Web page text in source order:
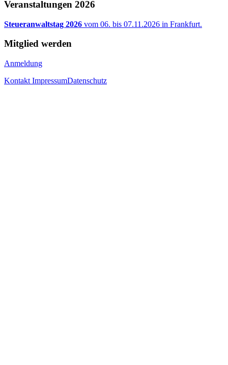
Veranstaltungen 2026
Steueranwaltstag 2026 vom 06. bis 07.11.2026 in Frankfurt.
Mitglied werden
Anmeldung
Kontakt ImpressumDatenschutz